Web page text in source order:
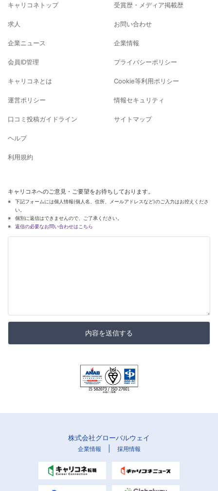
キャリコネトップ
求人
企業ニュース
会員ID管理
キャリコネとは
運営ポリシー
口コミ投稿ガイドライン
ヘルプ
利用規約
受賞歴・メディア掲載歴
お問い合わせ
企業情報
プライバシーポリシー
Cookie等利用ポリシー
情報セキュリティ
サイトマップ
キャリコネへのご意見・ご要望をお待ちしております。
下記フォームには個人情報(個人名、住所、メールアドレスなど)のご入力はお控えくださ
い。
個別に返信はできませんので、ご了承ください。
返信の必要なお問い合わせはこちら
内容を送信する
株式会社グローバルウェイ
企業情報 採用情報